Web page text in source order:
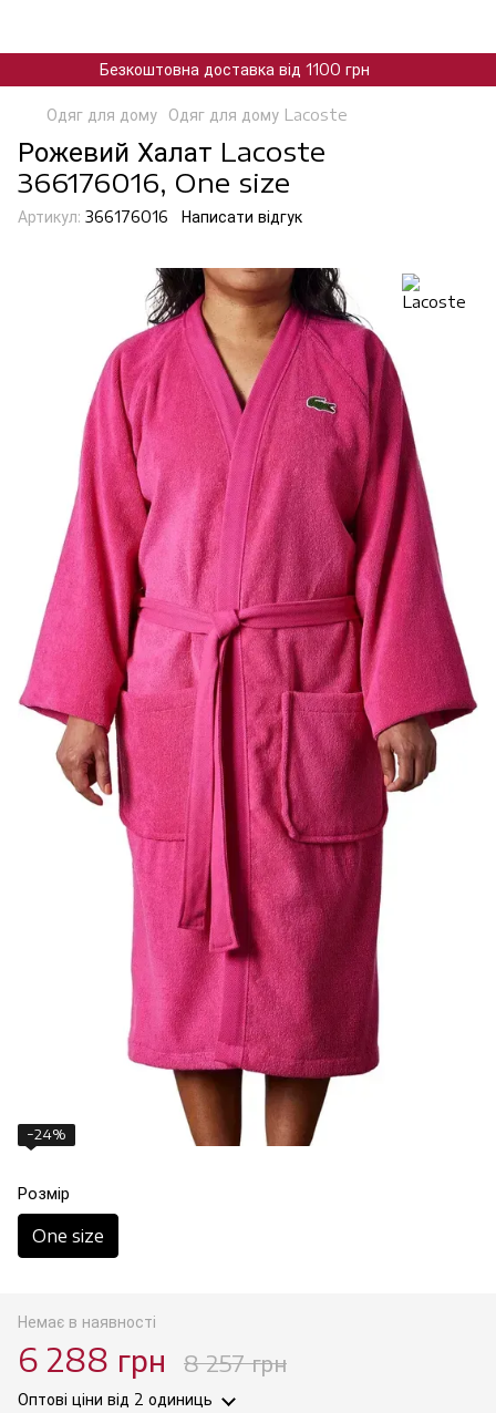
Безкоштовна доставка від 1100 грн
Одяг для дому Одяг для дому Lacoste
Рожевий Халат Lacoste
366176016, One size
Артикул: 366176016 Написати відгук
−24%
Розмір
One size
Немає в наявності
6 288 грн 8 257 грн
Оптові ціни від 2 одиниць